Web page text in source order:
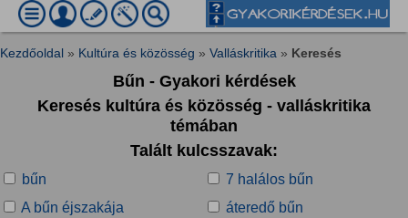
Kezdőoldal » Kultúra és közösség » Valláskritika » Keresés
Bűn - Gyakori kérdések
Keresés kultúra és közösség - valláskritika
témában
Talált kulcsszavak:
bűn
7 halálos bűn
A bűn éjszakája
áteredő bűn